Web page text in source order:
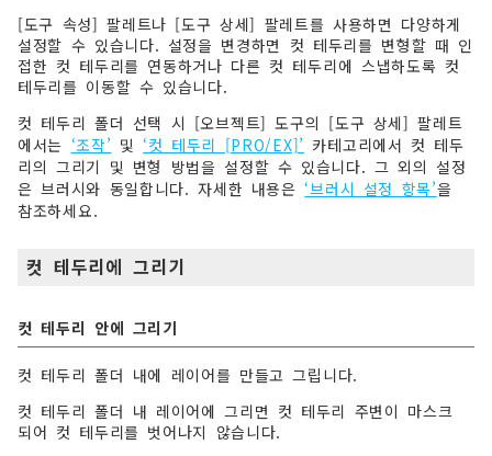
[도구 속성] 팔레트나 [도구 상세] 팔레트를 사용하면 다양하게
설정할 수 있습니다. 설정을 변경하면 컷 테두리를 변형할 때 인
접한 컷 테두리를 연동하거나 다른 컷 테두리에 스냅하도록 컷
테두리를 이동할 수 있습니다.
컷 테두리 폴더 선택 시 [오브젝트] 도구의 [도구 상세] 팔레트
에서는 ‘조작’ 및 ‘컷 테두리 [PRO/EX]’ 카테고리에서 컷 테두
리의 그리기 및 변형 방법을 설정할 수 있습니다. 그 외의 설정
은 브러시와 동일합니다. 자세한 내용은 ‘브러시 설정 항목’을
참조하세요.
컷 테두리에 그리기
컷 테두리 안에 그리기
컷 테두리 폴더 내에 레이어를 만들고 그립니다.
컷 테두리 폴더 내 레이어에 그리면 컷 테두리 주변이 마스크
되어 컷 테두리를 벗어나지 않습니다.